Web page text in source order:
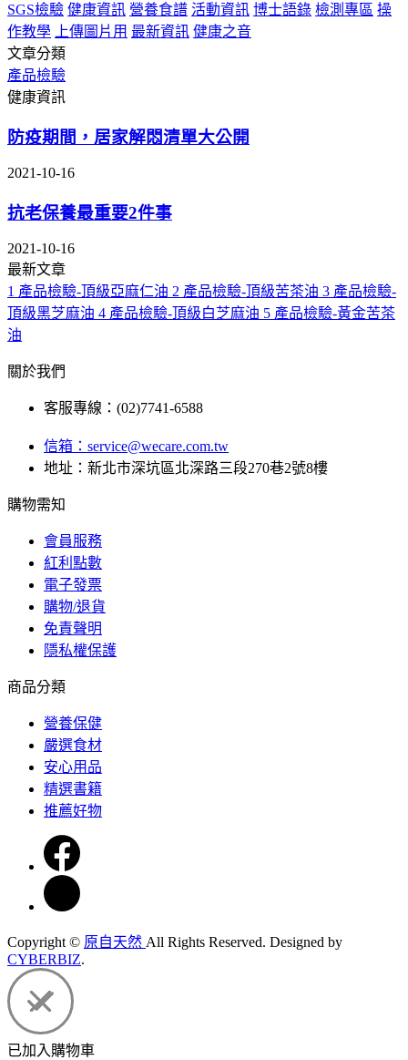
SGS檢驗 健康資訊 營養食譜 活動資訊 博士語錄 檢測專區 操
作教學
上傳圖片用 最新資訊 健康之音
文章分類
產品檢驗
健康資訊
防疫期間，居家解悶清單大公開
2021-10-16
抗老保養最重要2件事
2021-10-16
最新文章
1 產品檢驗-頂級亞麻仁油 2 產品檢驗-頂級苦茶油 3 產品檢驗-
頂級黑芝麻油 4 產品檢驗-頂級白芝麻油 5 產品檢驗-黃金苦茶
油
關於我們
客服專線：(02)7741-6588
信箱： service@wecare.com.tw
地址：新北市深坑區北深路三段270巷2號8樓
購物需知
會員服務
紅利點數
電子發票
購物/退貨
免責聲明
隱私權保護
商品分類
營養保健
嚴選食材
安心用品
精選書籍
推薦好物
Copyright © 原自天然 All Rights Reserved. Designed by
CYBERBIZ.
已加入購物車